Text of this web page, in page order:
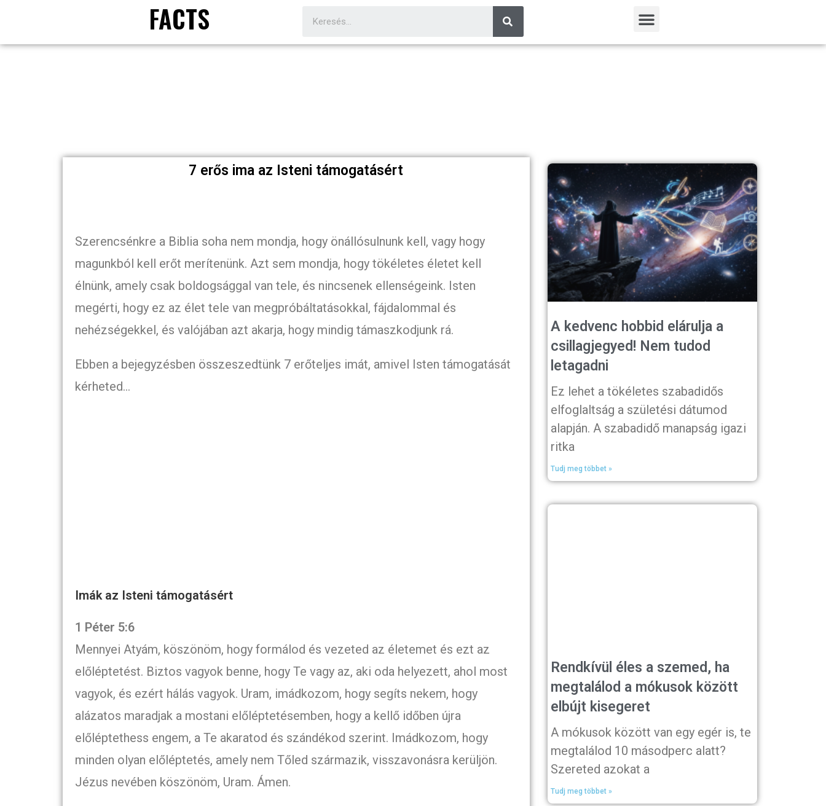
FACTS
7 erős ima az Isteni támogatásért
Szerencsénkre a Biblia soha nem mondja, hogy önállósulnunk kell, vagy hogy
magunkból kell erőt merítenünk. Azt sem mondja, hogy tökéletes életet kell
élnünk, amely csak boldogsággal van tele, és nincsenek ellenségeink. Isten
megérti, hogy ez az élet tele van megpróbáltatásokkal, fájdalommal és
nehézségekkel, és valójában azt akarja, hogy mindig támaszkodjunk rá.
Ebben a bejegyzésben összeszedtünk 7 erőteljes imát, amivel Isten támogatását
kérheted…
Imák az Isteni támogatásért
1 Péter 5:6
Mennyei Atyám, köszönöm, hogy formálod és vezeted az életemet és ezt az
előléptetést. Biztos vagyok benne, hogy Te vagy az, aki oda helyezett, ahol most
vagyok, és ezért hálás vagyok. Uram, imádkozom, hogy segíts nekem, hogy
alázatos maradjak a mostani előléptetésemben, hogy a kellő időben újra
előléptethess engem, a Te akaratod és szándékod szerint. Imádkozom, hogy
minden olyan előléptetés, amely nem Tőled származik, visszavonásra kerüljön.
Jézus nevében köszönöm, Uram. Ámen.
A kedvenc hobbid elárulja a
csillagjegyed! Nem tudod
letagadni
Ez lehet a tökéletes szabadidős
elfoglaltság a születési dátumod
alapján. A szabadidő manapság igazi
ritka
Tudj meg többet »
Rendkívül éles a szemed, ha
megtalálod a mókusok között
elbújt kisegeret
A mókusok között van egy egér is, te
megtalálod 10 másodperc alatt?
Szereted azokat a
Tudj meg többet »